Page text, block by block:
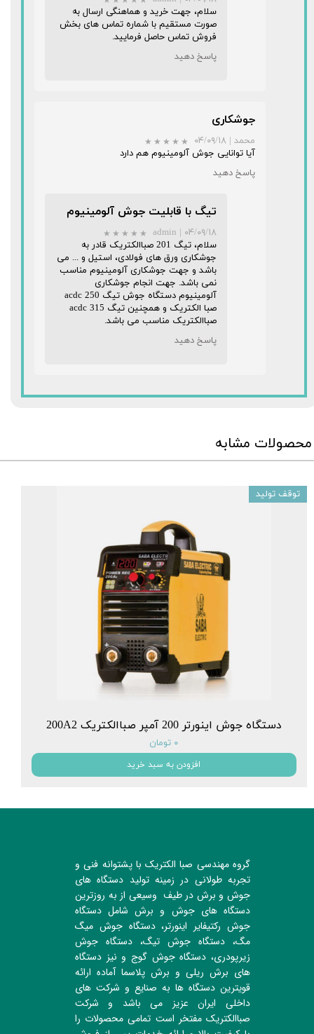
سلام، جهت خرید و هماهنگی ارسال به
صورت مستقیم با شماره تماس های بخش
فروش تماس حاصل فرمایید.
پاسخ دهید
جوشکاری
محمد
۰۴/۰۹/۱۸
آیا توانایی جوش آلومینیوم هم دارد
پاسخ دهید
تیگ با قابلیت جوش آلومینیوم
admin
۰۴/۰۹/۱۸
سلام، تیگ 201 صباالکتریک قادر به
جوشکاری ورق های فولادی، استیل و ... می
باشد و جهت جوشکاری آلومینیوم مناسب
نمی باشد. جهت انجام جوشکاری
آلومینیوم دستگاه جوش تیگ 250 acdc
صبا الکتریک و همچنین تیگ 315 acdc
صباالکتریک مناسب می باشد.
پاسخ دهید
محصولات مشابه
دستگاه جوش اینورتر 200 آمپر صباالکتریک 200A2
۰ تومان
افزودن به سبد خرید
توقف تولید
گروه مهندسی صبا الکتریک با پشتوانه فنی و
تجربه طولانی در زمینه تولید دستگاه های
جوش و برش در طیف وسیعی از به روزترین
دستگاه های جوش و برش شامل دستگاه
جوش رکتیفایر اینورتر، دستگاه جوش میگ
مگ، دستگاه جوش تیگ، دستگاه جوش
زیرپودری، دستگاه جوش گوج و نیز دستگاه
های برش ریلی و برش پلاسما آماده ارائه
قویترین دستگاه ها به صنایع و شرکت های
داخلی ایران عزیز می باشد و شرکت
صباالکتریک مفتخر است تمامی محصولات را